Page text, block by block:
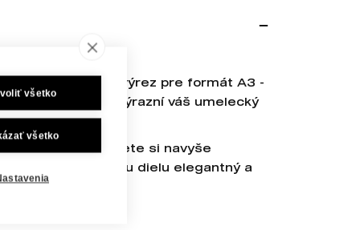
rámu: 2,1 cm
rámu, má výrez pre formát A3 -
a krásne zvýrazní váš umelecký
kontrast, môžete si navyše
ktorá dodá vášmu dielu elegantný a
všetko
všetko